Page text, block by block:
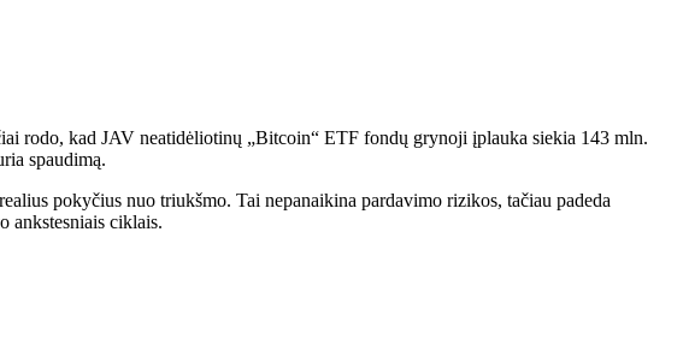
rodo, kad JAV neatidėliotinų „Bitcoin“ ETF fondų grynoji įplauka siekia 143 mln.
spaudimą.
pokyčius nuo triukšmo. Tai nepanaikina pardavimo rizikos, tačiau padeda
ankstesniais ciklais.